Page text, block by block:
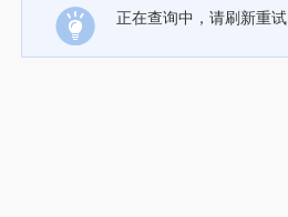
正在查询中，请刷新重试